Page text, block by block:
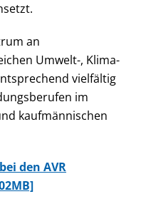
an
Umwelt-, Klima-
vielfältig
im
kaufmännischen
den AVR